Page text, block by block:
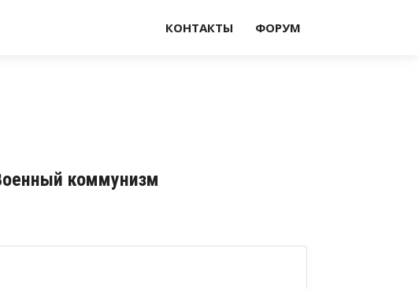
КОНТАКТЫ ФОРУМ
коммунизм